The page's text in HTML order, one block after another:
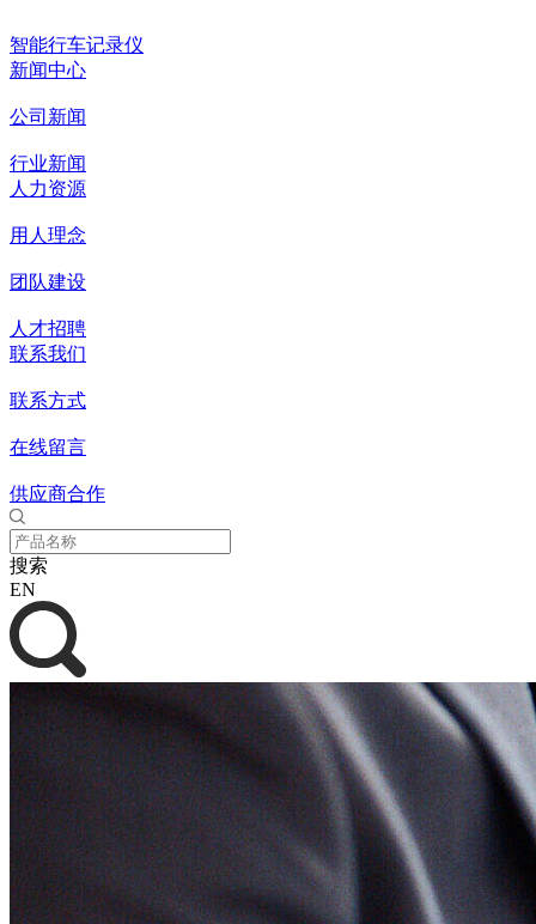
智能行车记录仪
新闻中心
公司新闻
行业新闻
人力资源
用人理念
团队建设
人才招聘
联系我们
联系方式
在线留言
供应商合作
搜索
EN